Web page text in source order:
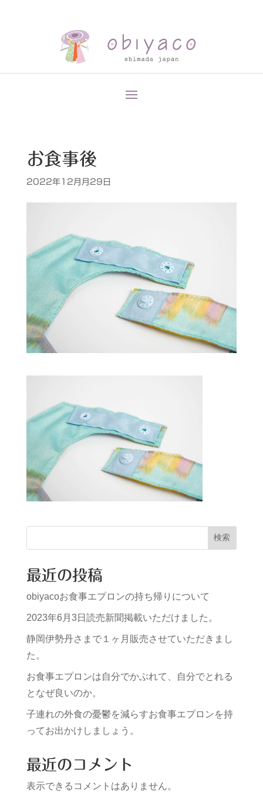
お食事後
2022年12月月29日
検索
最近の投稿
obiyacoお食事エプロンの持ち帰りについて
2023年6月3日読売新聞掲載いただけました。
静岡伊勢丹さまで１ヶ月販売させていただきまし
た。
お食事エプロンは自分でかぶれて、自分でとれる
となぜ良いのか。
子連れの外食の憂鬱を減らすお食事エプロンを持
ってお出かけしましょう。
最近のコメント
表示できるコメントはありません。